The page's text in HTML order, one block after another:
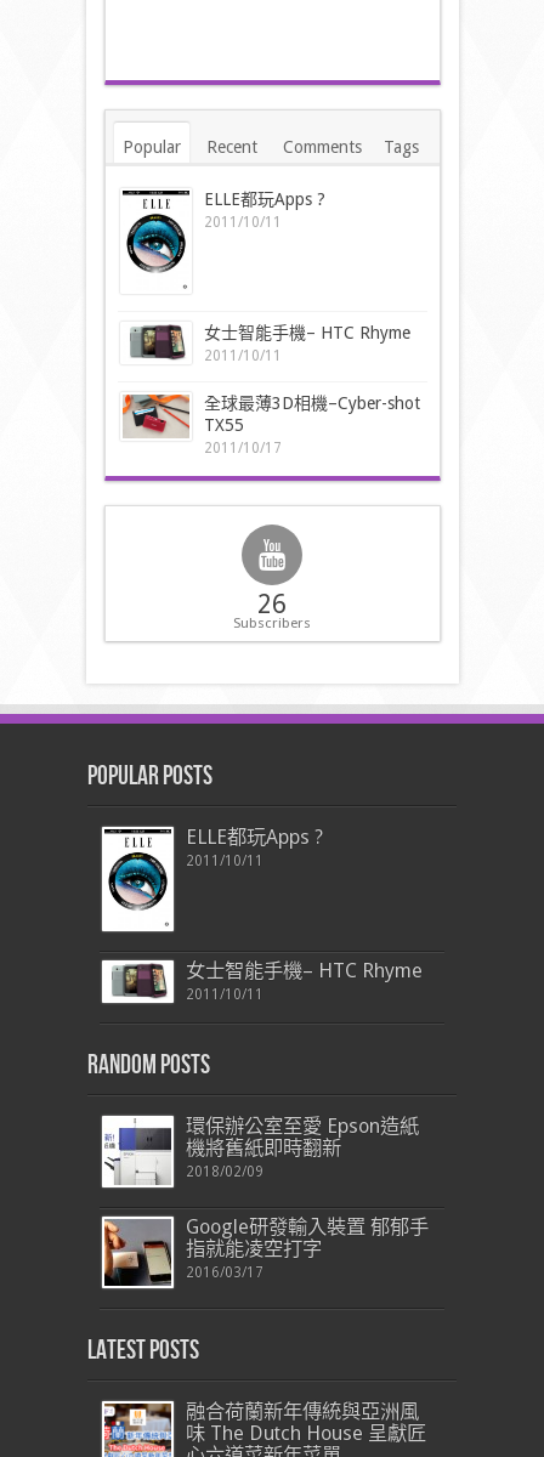
Popular Recent Comments Tags
ELLE都玩Apps ?
2011/10/11
女士智能手機– HTC Rhyme
2011/10/11
全球最薄3D相機–Cyber-shot
TX55
2011/10/17
26
Subscribers
Popular Posts
ELLE都玩Apps ?
2011/10/11
女士智能手機– HTC Rhyme
2011/10/11
Random Posts
環保辦公室至愛 Epson造紙
機將舊紙即時翻新
2018/02/09
Google研發輸入裝置 郁郁手
指就能凌空打字
2016/03/17
Latest Posts
融合荷蘭新年傳統與亞洲風
味 The Dutch House 呈獻匠